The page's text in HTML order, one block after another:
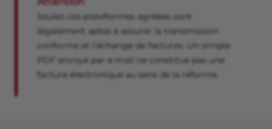
Seules ces plateformes agréées sont
légalement aptes à assurer la transmission
conforme et l'échange de factures. Un simple
PDF envoyé par e-mail ne constitue pas une
facture électronique au sens de la réforme.